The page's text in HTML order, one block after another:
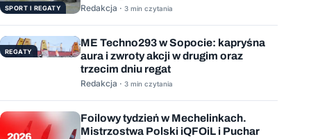
SPORT I REGATY Redakcja · 3 min czytania
REGATY
ME Techno293 w Sopocie: kapryśna
aura i zwroty akcji w drugim oraz
trzecim dniu regat
Redakcja · 3 min czytania
Foilowy tydzień w Mechelinkach.
Mistrzostwa Polski iQFOiL i Puchar